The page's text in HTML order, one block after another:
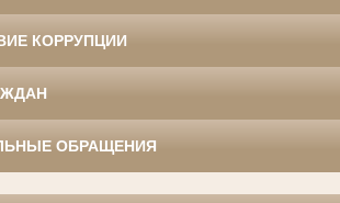
КОРРУПЦИИ
ОБРАЩЕНИЯ